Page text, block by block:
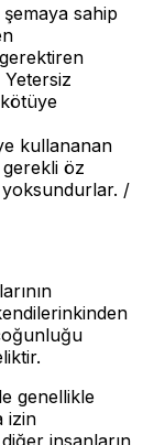
şemaya sahip
kullananan
öz
/
genellikle
izin
insanların